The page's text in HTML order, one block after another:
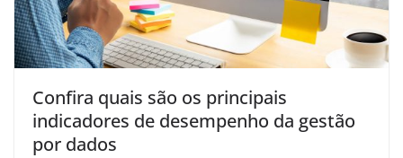
Confira quais são os principais
indicadores de desempenho da gestão
por dados